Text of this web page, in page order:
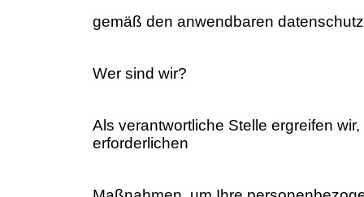
gemäß den anwendbaren
Wer sind wir?
Als verantwortliche Stelle ergreifen
erforderlichen